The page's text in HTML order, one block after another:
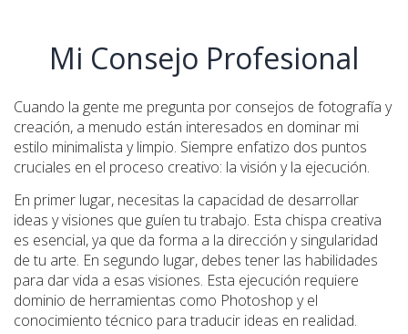
Mi Consejo Profesional
Cuando la gente me pregunta por consejos de fotografía y
creación, a menudo están interesados en dominar mi
estilo minimalista y limpio. Siempre enfatizo dos puntos
cruciales en el proceso creativo: la visión y la ejecución.
En primer lugar, necesitas la capacidad de desarrollar
ideas y visiones que guíen tu trabajo. Esta chispa creativa
es esencial, ya que da forma a la dirección y singularidad
de tu arte. En segundo lugar, debes tener las habilidades
para dar vida a esas visiones. Esta ejecución requiere
dominio de herramientas como Photoshop y el
conocimiento técnico para traducir ideas en realidad.